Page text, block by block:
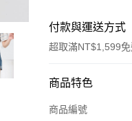
付款與運送方式
超取滿NT$1,599免
付款方式
信用卡一次付款
商品特色
商品編號